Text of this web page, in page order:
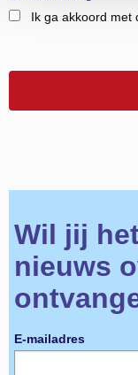
Ik ga akkoord met
Wil jij
nieuws
E-mailadres